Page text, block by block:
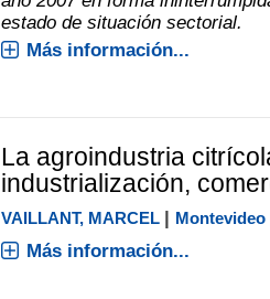
estado de situación sectorial.
Más información...
La agroindustria
industrialización,
VAILLANT, MARCEL | Montevideo
Más información...